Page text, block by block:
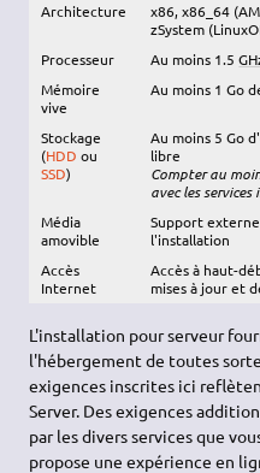
Architecture
x86, x86_64
zSystem
Processeur
Au moins 1.5
Mémoire
vive
Au moins 1 Go
Stockage
(HDD ou
SSD)
Au moins 5 Go
libre
Compter au
avec les services
Média
amovible
Support
l'installation
Accès
Internet
Accès à haut-
mises à jour et
L'installation pour serveur
l'hébergement de toutes
exigences inscrites ici
Server. Des exigences
par les divers services que
propose une expérience en